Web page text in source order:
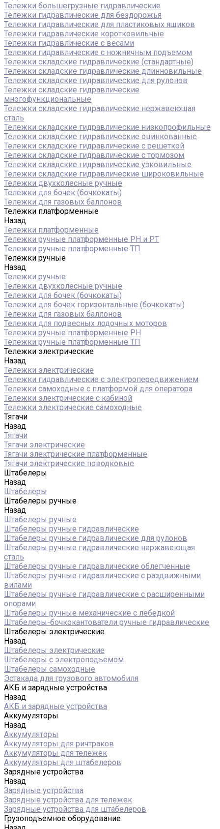
Тележки большегрузные гидравлические
Тележки гидравлические для бездорожья
Тележки гидравлические для пластиковых ящиков
Тележки гидравлические коротковильные
Тележки гидравлические с весами
Тележки гидравлические с ножничным подъемом
Тележки складские гидравлические (стандартные)
Тележки складские гидравлические длинновильные
Тележки складские гидравлические для рулонов
Тележки складские гидравлические
многофункциональные
Тележки складские гидравлические нержавеющая
сталь
Тележки складские гидравлические низкопрофильные
Тележки складские гидравлические оцинкованные
Тележки складские гидравлические с решеткой
Тележки складские гидравлические с тормозом
Тележки складские гидравлические узковильные
Тележки складские гидравлические широковильные
Тележки двухколесные ручные
Тележки для бочек (бочкокаты)
Тележки для газовых баллонов
Тележки платформенные
Назад
Тележки платформенные
Тележки ручные платформенные PH и PT
Тележки ручные платформенные ТП
Тележки ручные
Назад
Тележки ручные
Тележки двухколесные ручные
Тележки для бочек (бочкокаты)
Тележки для бочек горизонтальные (бочкокаты)
Тележки для газовых баллонов
Тележки для подвесных лодочных моторов
Тележки ручные платформенные PH
Тележки ручные платформенные ТП
Тележки электрические
Назад
Тележки электрические
Тележки гидравлические с электропередвижением
Тележки самоходные с платформой для оператора
Тележки электрические с кабиной
Тележки электрические самоходные
Тягачи
Назад
Тягачи
Тягачи электрические
Тягачи электрические платформенные
Тягачи электрические поводковые
Штабелеры
Назад
Штабелеры
Штабелеры ручные
Назад
Штабелеры ручные
Штабелеры ручные гидравлические
Штабелеры ручные гидравлические для рулонов
Штабелеры ручные гидравлические нержавеющая
сталь
Штабелеры ручные гидравлические облегченные
Штабелеры ручные гидравлические с раздвижными
вилами
Штабелеры ручные гидравлические с расширенными
опорами
Штабелеры ручные механические с лебедкой
Штабелеры-бочкокантователи ручные гидравлические
Штабелеры электрические
Назад
Штабелеры электрические
Штабелеры с электроподъемом
Штабелеры самоходные
Эстакада для грузового автомобиля
АКБ и зарядные устройства
Назад
АКБ и зарядные устройства
Аккумуляторы
Назад
Аккумуляторы
Аккумуляторы для ричтраков
Аккумуляторы для тележек
Аккумуляторы для штабелеров
Зарядные устройства
Назад
Зарядные устройства
Зарядные устройства для тележек
Зарядные устройства для штабелеров
Грузоподъемное оборудование